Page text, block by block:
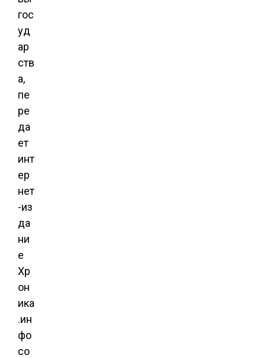
гос
уд
ар
ств
а,
пе
ре
да
ет
инт
ер
нет
-из
да
ни
е
Хр
он
ика
.ин
фо
со